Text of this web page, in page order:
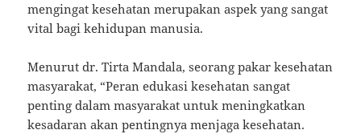
mengingat kesehatan merupakan aspek yang sangat
vital bagi kehidupan manusia.
Menurut dr. Tirta Mandala, seorang pakar kesehatan
masyarakat, “Peran edukasi kesehatan sangat
penting dalam masyarakat untuk meningkatkan
kesadaran akan pentingnya menjaga kesehatan.